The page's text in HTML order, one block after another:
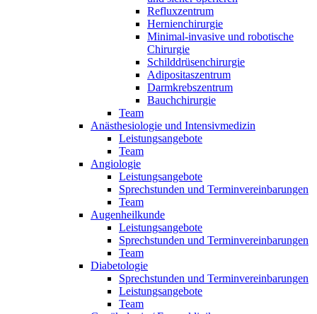
Refluxzentrum
Hernienchirurgie
Minimal-invasive und robotische
Chirurgie
Schilddrüsenchirurgie
Adipositaszentrum
Darmkrebszentrum
Bauchchirurgie
Team
Anästhesiologie und Intensivmedizin
Leistungsangebote
Team
Angiologie
Leistungsangebote
Sprechstunden und Terminvereinbarungen
Team
Augenheilkunde
Leistungsangebote
Sprechstunden und Terminvereinbarungen
Team
Diabetologie
Sprechstunden und Terminvereinbarungen
Leistungsangebote
Team